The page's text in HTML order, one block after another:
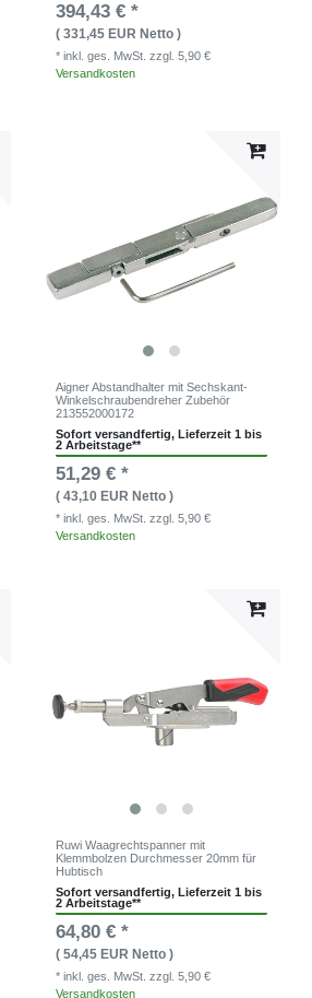
394,43 € *
( 331,45 EUR Netto )
* inkl. ges. MwSt.zzgl. 5,90 €
Versandkosten
Aigner Abstandhalter mit Sechskant-
Winkelschraubendreher Zubehör
213552000172
Sofort versandfertig, Lieferzeit 1 bis
2 Arbeitstage**
51,29 € *
( 43,10 EUR Netto )
* inkl. ges. MwSt.zzgl. 5,90 €
Versandkosten
Ruwi Waagrechtspanner mit
Klemmbolzen Durchmesser 20mm für
Hubtisch
Sofort versandfertig, Lieferzeit 1 bis
2 Arbeitstage**
64,80 € *
( 54,45 EUR Netto )
* inkl. ges. MwSt.zzgl. 5,90 €
Versandkosten